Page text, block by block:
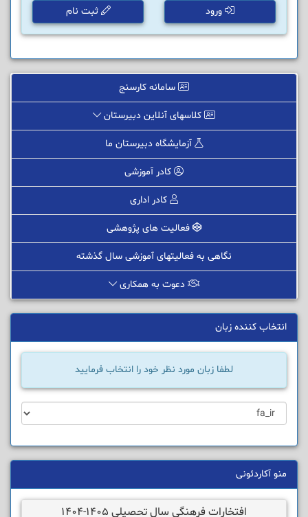
ورود
ثبت نام
سامانه کارسنج
کلاسهای آنلاین دبیرستان
آزمایشگاه دبیرستان ما
کادر آموزشی
کادر اداری
فعالیت های پژوهشی
نگاهی به فعالیتهای آموزشی سال گذشته
دعوت به همکاری
انتخاب کننده زبان
لطفا زبان مورد نظر خود را انتخاب فرمایید
منو آکاردئونی
افتخارات فرهنگی سال تحصیلی 1405-1404